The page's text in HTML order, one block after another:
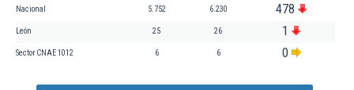
Nacional 5.752 6.230 478
León 25 26 1
Sector CNAE 1012 6 6 0